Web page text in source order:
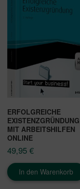
ERFOLGREICHE
MIT ARBEITSHILFEN
ONLINE
49,95 €
In den Warenkorb